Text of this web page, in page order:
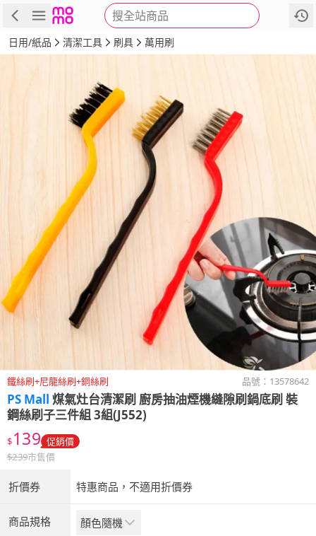
搜全站商品
商品 評價 詳情
日用/紙品 清潔工具 刷具 萬用刷
鐵絲刷+尼龍絲刷+銅絲刷 品號： 13578642
PS Mall 煤氣灶台清潔刷 廚房抽油煙機縫隙刷鍋底刷 裝
鋼絲刷子三件組 3組(J552)
$139 促銷價
$239市售價
折價券 特惠商品，不適用折價券
商品規格 顏色隨機